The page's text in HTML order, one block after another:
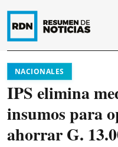
NACIONALES
IPS elimina
insumos para
ahorrar G.